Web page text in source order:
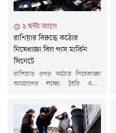
২ ঘন্টা আগে
রাশিয়ার বিরুদ্ধে কঠোর
নিষেধাজ্ঞা বিল পাস মার্কিন
সিনেটে
রাশিয়ার ওপর কঠোর নিষেধাজ্ঞা
আরোপের লক্ষ্যে তৈরি একটি
যুক্তরাষ্ট্রের সিনেট। শুক্রবার বিপুল
ভোটে পাস হওয়া এই বিল এখন
প্রতিনিধি পরিষদে (হাউস অব